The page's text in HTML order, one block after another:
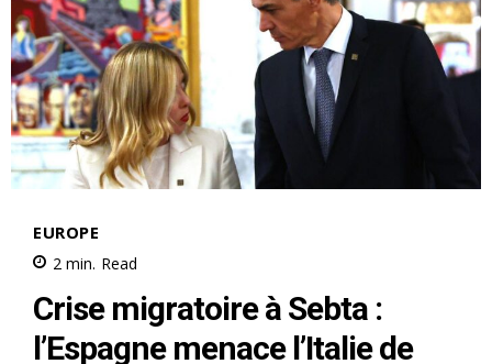
Mon compte
Related
Dégradation nette de la
Netanyahou
12 May 2025
In "USA"
pour qu’il se « concentre sur
la guerre »
5 March 2026